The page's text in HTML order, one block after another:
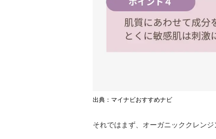
出典：マイナビおすすめナビ
それではまず、オーガニッククレン